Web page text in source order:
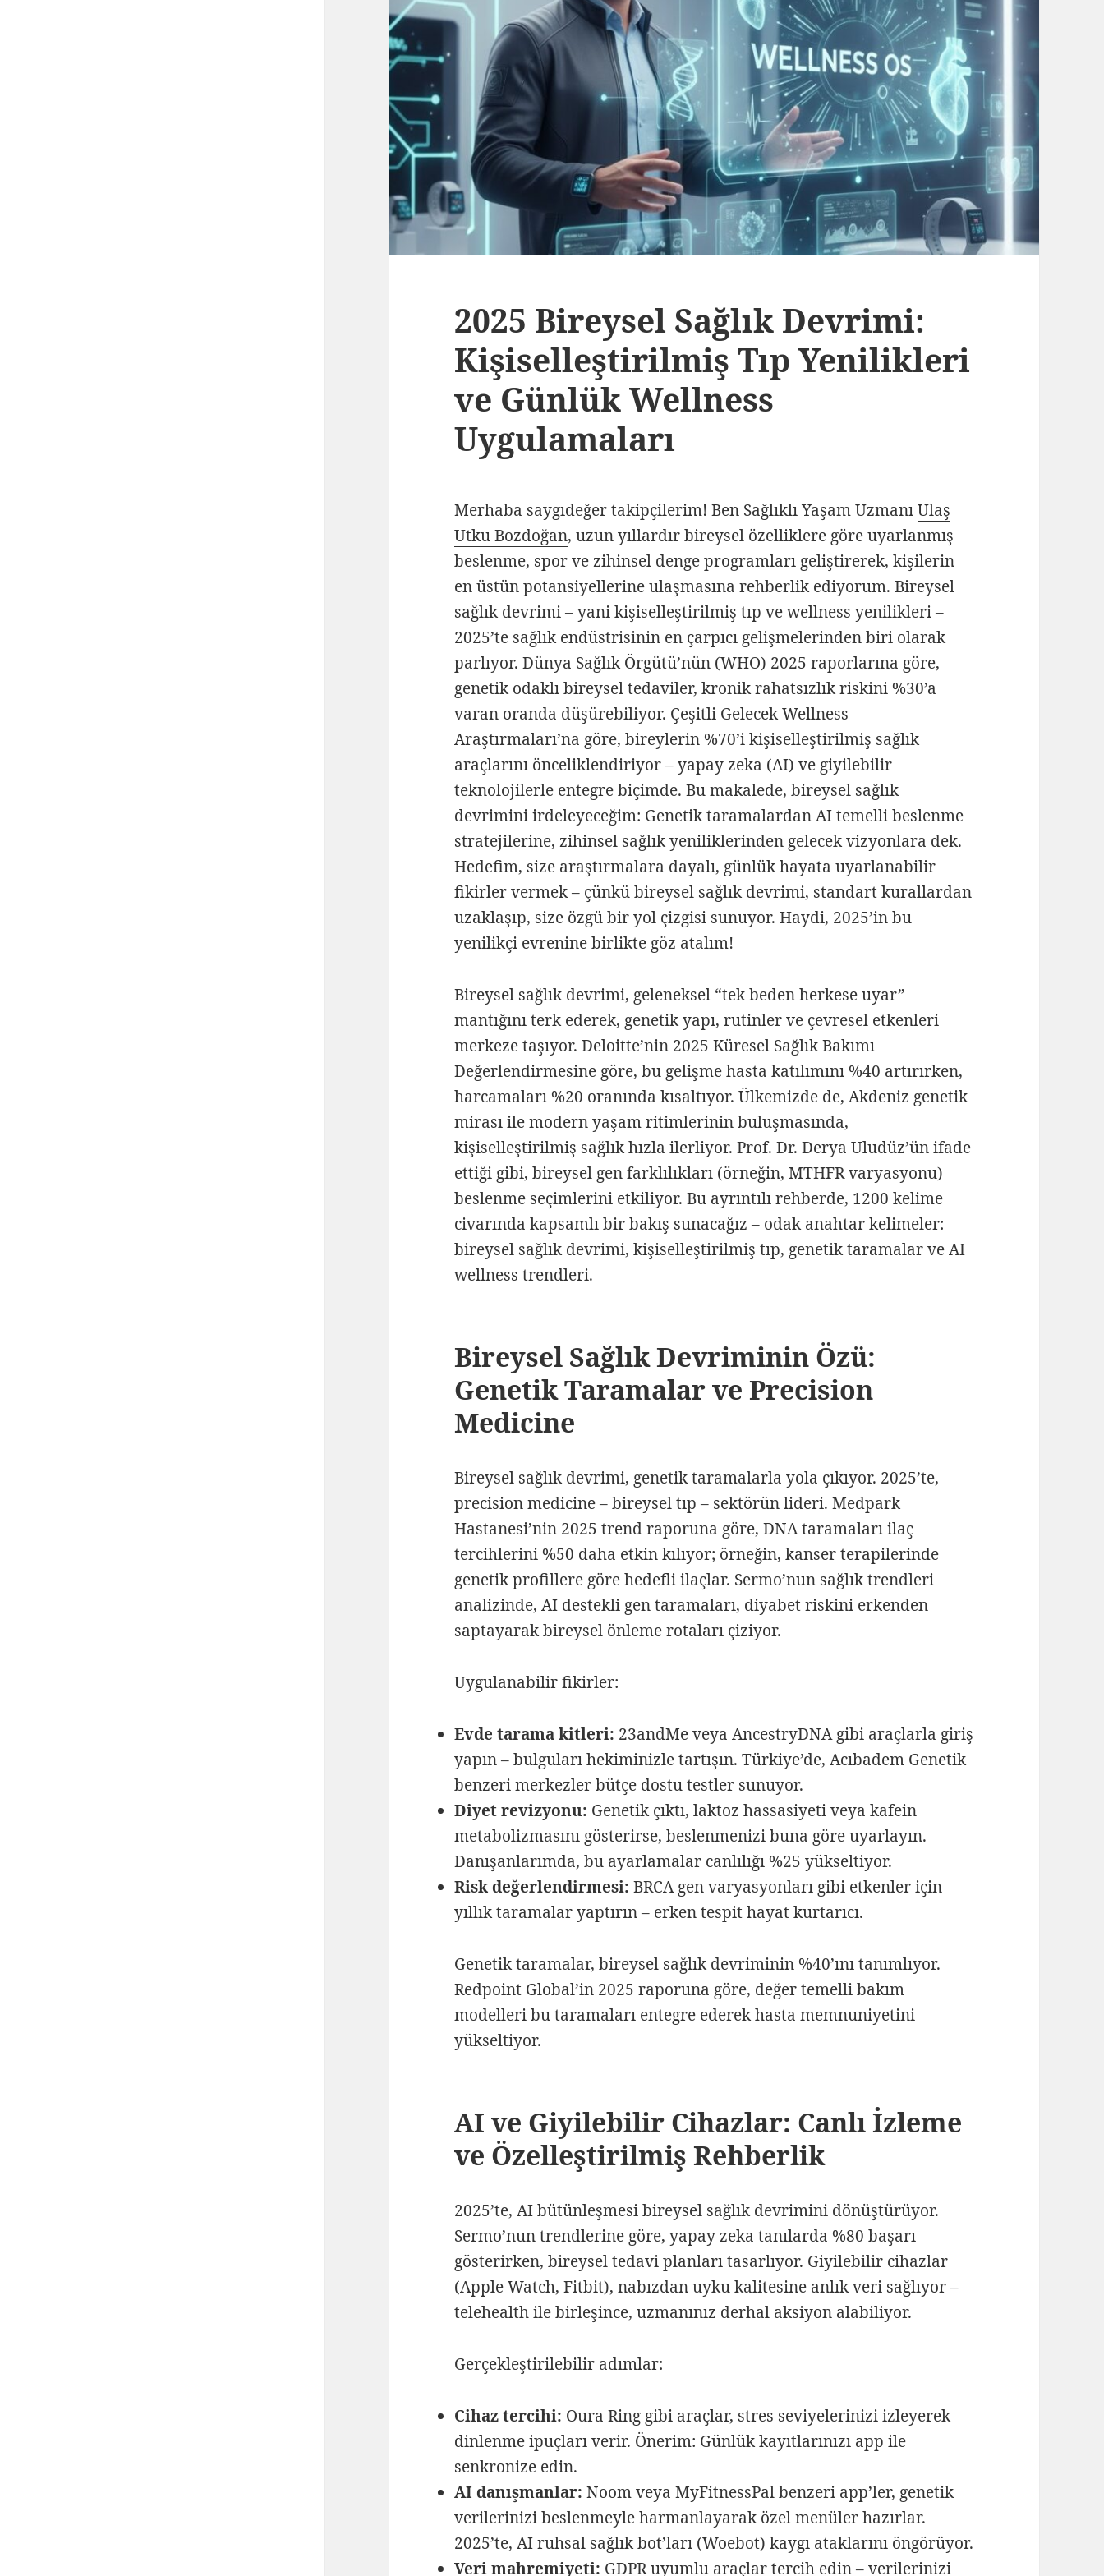
2025 Bireysel Sağlık Devrimi:
Kişiselleştirilmiş Tıp Yenilikleri
ve Günlük Wellness
Uygulamaları
Merhaba saygıdeğer takipçilerim! Ben Sağlıklı Yaşam UzmanıUlaş
Utku Bozdoğan, uzun yıllardır bireysel özelliklere göre uyarlanmış
beslenme, spor ve zihinsel denge programları geliştirerek, kişilerin
en üstün potansiyellerine ulaşmasına rehberlik ediyorum. Bireysel
sağlık devrimi – yani kişiselleştirilmiş tıp ve wellness yenilikleri –
2025’te sağlık endüstrisinin en çarpıcı gelişmelerinden biri olarak
parlıyor. Dünya Sağlık Örgütü’nün (WHO) 2025 raporlarına göre,
genetik odaklı bireysel tedaviler, kronik rahatsızlık riskini %30’a
varan oranda düşürebiliyor. Çeşitli Gelecek Wellness
Araştırmaları’na göre, bireylerin %70’i kişiselleştirilmiş sağlık
araçlarını önceliklendiriyor – yapay zeka (AI) ve giyilebilir
teknolojilerle entegre biçimde. Bu makalede, bireysel sağlık
devrimini irdeleyeceğim: Genetik taramalardan AI temelli beslenme
stratejilerine, zihinsel sağlık yeniliklerinden gelecek vizyonlara dek.
Hedefim, size araştırmalara dayalı, günlük hayata uyarlanabilir
fikirler vermek – çünkü bireysel sağlık devrimi, standart kurallardan
uzaklaşıp, size özgü bir yol çizgisi sunuyor. Haydi, 2025’in bu
yenilikçi evrenine birlikte göz atalım!
Bireysel sağlık devrimi, geleneksel “tek beden herkese uyar”
mantığını terk ederek, genetik yapı, rutinler ve çevresel etkenleri
merkeze taşıyor. Deloitte’nin 2025 Küresel Sağlık Bakımı
Değerlendirmesine göre, bu gelişme hasta katılımını %40 artırırken,
harcamaları %20 oranında kısaltıyor. Ülkemizde de, Akdeniz genetik
mirası ile modern yaşam ritimlerinin buluşmasında,
kişiselleştirilmiş sağlık hızla ilerliyor. Prof. Dr. Derya Uludüz’ün ifade
ettiği gibi, bireysel gen farklılıkları (örneğin, MTHFR varyasyonu)
beslenme seçimlerini etkiliyor. Bu ayrıntılı rehberde, 1200 kelime
civarında kapsamlı bir bakış sunacağız – odak anahtar kelimeler:
bireysel sağlık devrimi, kişiselleştirilmiş tıp, genetik taramalar ve AI
wellness trendleri.
Bireysel Sağlık Devriminin Özü:
Genetik Taramalar ve Precision
Medicine
Bireysel sağlık devrimi, genetik taramalarla yola çıkıyor. 2025’te,
precision medicine – bireysel tıp – sektörün lideri. Medpark
Hastanesi’nin 2025 trend raporuna göre, DNA taramaları ilaç
tercihlerini %50 daha etkin kılıyor; örneğin, kanser terapilerinde
genetik profillere göre hedefli ilaçlar. Sermo’nun sağlık trendleri
analizinde, AI destekli gen taramaları, diyabet riskini erkenden
saptayarak bireysel önleme rotaları çiziyor.
Uygulanabilir fikirler:
Evde tarama kitleri: 23andMe veya AncestryDNA gibi araçlarla giriş
yapın – bulguları hekiminizle tartışın. Türkiye’de, Acıbadem Genetik
benzeri merkezler bütçe dostu testler sunuyor.
Diyet revizyonu: Genetik çıktı, laktoz hassasiyeti veya kafein
metabolizmasını gösterirse, beslenmenizi buna göre uyarlayın.
Danışanlarımda, bu ayarlamalar canlılığı %25 yükseltiyor.
Risk değerlendirmesi: BRCA gen varyasyonları gibi etkenler için
yıllık taramalar yaptırın – erken tespit hayat kurtarıcı.
Genetik taramalar, bireysel sağlık devriminin %40’ını tanımlıyor.
Redpoint Global’in 2025 raporuna göre, değer temelli bakım
modelleri bu taramaları entegre ederek hasta memnuniyetini
yükseltiyor.
AI ve Giyilebilir Cihazlar: Canlı İzleme
ve Özelleştirilmiş Rehberlik
2025’te, AI bütünleşmesi bireysel sağlık devrimini dönüştürüyor.
Sermo’nun trendlerine göre, yapay zeka tanılarda %80 başarı
gösterirken, bireysel tedavi planları tasarlıyor. Giyilebilir cihazlar
(Apple Watch, Fitbit), nabızdan uyku kalitesine anlık veri sağlıyor –
telehealth ile birleşince, uzmanınız derhal aksiyon alabiliyor.
Gerçekleştirilebilir adımlar:
Cihaz tercihi: Oura Ring gibi araçlar, stres seviyelerinizi izleyerek
dinlenme ipuçları verir. Önerim: Günlük kayıtlarınızı app ile
senkronize edin.
AI danışmanlar: Noom veya MyFitnessPal benzeri app’ler, genetik
verilerinizi beslenmeyle harmanlayarak özel menüler hazırlar.
2025’te, AI ruhsal sağlık bot’ları (Woebot) kaygı ataklarını öngörüyor.
Veri mahremiyeti: GDPR uyumlu araçlar tercih edin – verilerinizi